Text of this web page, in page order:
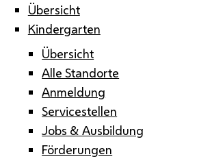
Übersicht
Kindergarten
Übersicht
Alle Standorte
Anmeldung
Servicestellen
Jobs & Ausbildung
Förderungen